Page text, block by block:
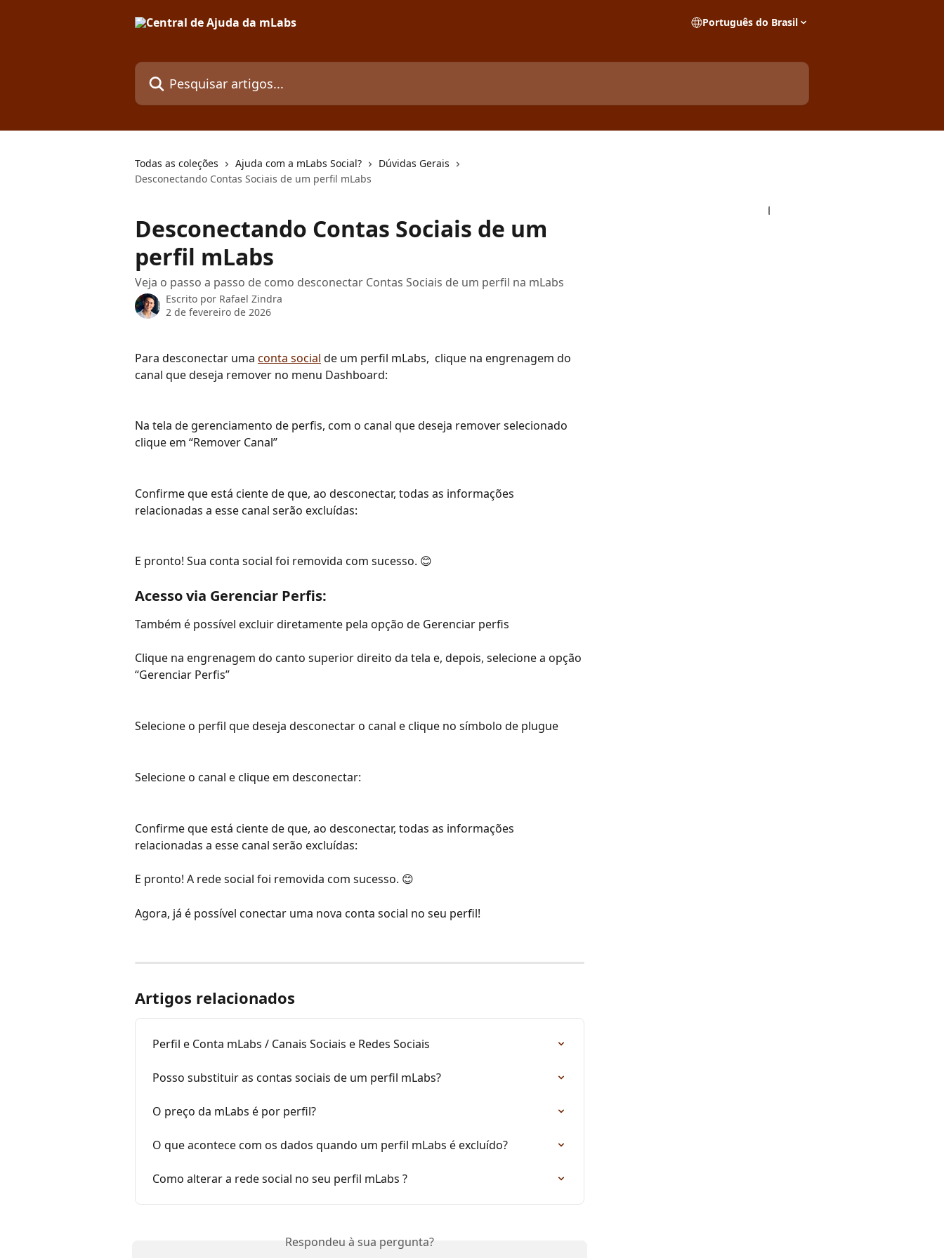
Português do Brasil
Pesquisar artigos...
Todas as coleções Ajuda com a mLabs Social?
Dúvidas Gerais
Desconectando Contas Sociais de um perfil mLabs
Desconectando Contas Sociais de um
perfil mLabs
Veja o passo a passo de como desconectar Contas Sociais de um perfil na mLabs
Escrito por Rafael Zindra
2 de fevereiro de 2026
Para desconectar uma conta social de um perfil mLabs,  clique na engrenagem do
canal que deseja remover no menu Dashboard:
Na tela de gerenciamento de perfis, com o canal que deseja remover selecionado
clique em “Remover Canal”
Confirme que está ciente de que, ao desconectar, todas as informações
relacionadas a esse canal serão excluídas:
E pronto! Sua conta social foi removida com sucesso. 😊
Acesso via Gerenciar Perfis:
Também é possível excluir diretamente pela opção de Gerenciar perfis
Clique na engrenagem do canto superior direito da tela e, depois, selecione a opção
“Gerenciar Perfis”
Selecione o perfil que deseja desconectar o canal e clique no símbolo de plugue
Selecione o canal e clique em desconectar:
Confirme que está ciente de que, ao desconectar, todas as informações
relacionadas a esse canal serão excluídas:
E pronto! A rede social foi removida com sucesso. 😊
Agora, já é possível conectar uma nova conta social no seu perfil!
Artigos relacionados
Perfil e Conta mLabs / Canais Sociais e Redes Sociais
Posso substituir as contas sociais de um perfil mLabs?
O preço da mLabs é por perfil?
O que acontece com os dados quando um perfil mLabs é excluído?
Como alterar a rede social no seu perfil mLabs ?
Respondeu à sua pergunta?